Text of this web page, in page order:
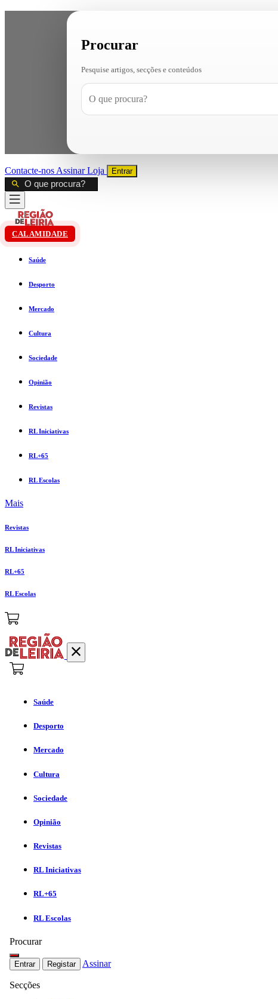
Procurar
Pesquise artigos, secções e conteúdos
Contacte-nos AssinarLoja Entrar
CALAMIDADE
Saúde
Desporto
Mercado
Cultura
Sociedade
Opinião
Revistas
RL Iniciativas
RL+65
RL Escolas
Mais
Revistas
RL Iniciativas
RL+65
RL Escolas
Saúde
Desporto
Mercado
Cultura
Sociedade
Opinião
Revistas
RL Iniciativas
RL+65
RL Escolas
Procurar
Entrar Registar Assinar
Secções